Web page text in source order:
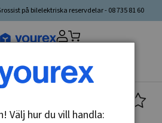
på bilelektriska reservdelar - 08 735 81 60
valt▼
Välj hur du vill handla: